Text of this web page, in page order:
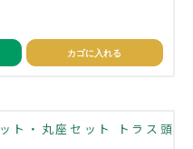
カゴに入れる
ト・丸座セット トラス頭